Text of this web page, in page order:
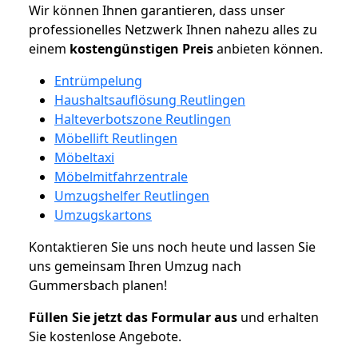
Wir können Ihnen garantieren, dass unser
professionelles Netzwerk Ihnen nahezu alles zu
einem kostengünstigen Preisanbieten können.
Entrümpelung
Haushaltsauflösung Reutlingen
Halteverbotszone Reutlingen
Möbellift Reutlingen
Möbeltaxi
Möbelmitfahrzentrale
Umzugshelfer Reutlingen
Umzugskartons
Kontaktieren Sie uns noch heute und lassen Sie
uns gemeinsam Ihren Umzug nach
Gummersbach planen!
Füllen Sie jetzt das Formular aus und erhalten
Sie kostenlose Angebote.